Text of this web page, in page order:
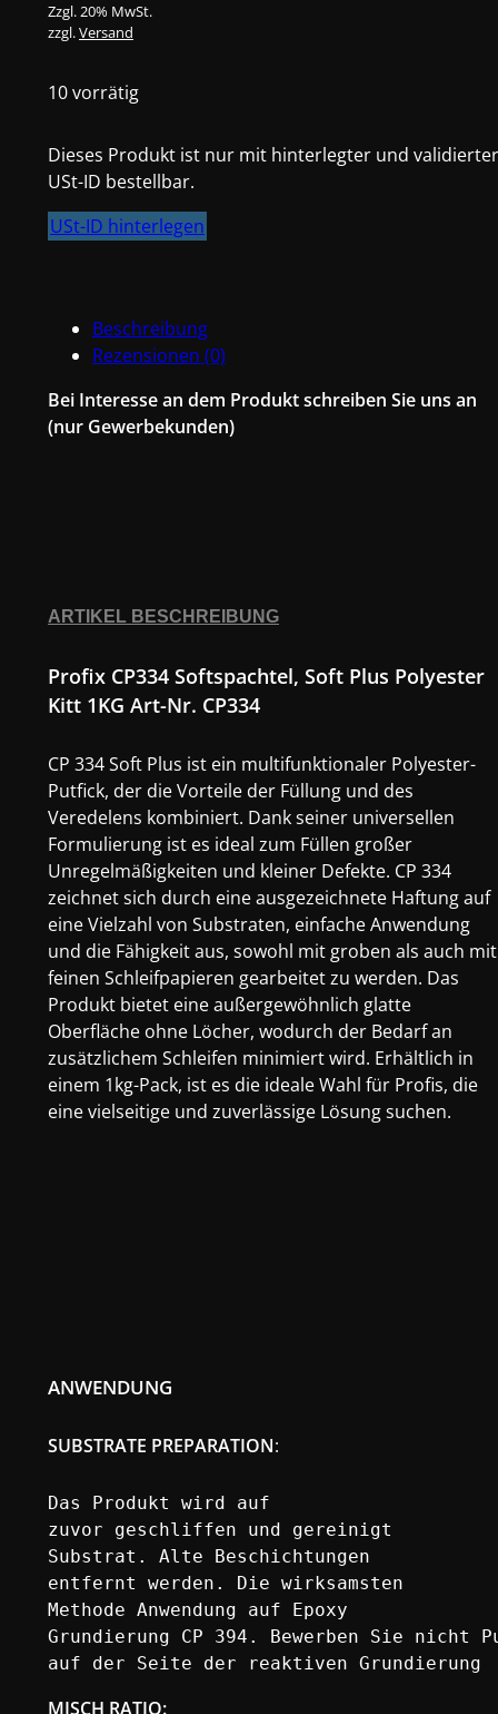
Zzgl. 20% MwSt.
zzgl.Versand
10 vorrätig
Dieses Produkt ist nur mit hinterlegter und validierter
USt-ID bestellbar.
USt-ID hinterlegen
Beschreibung
Rezensionen (0)
Bei Interesse an dem Produkt schreiben Sie uns an
(nur Gewerbekunden)
ARTIKEL BESCHREIBUNG
Profix CP334 Softspachtel, Soft Plus Polyester
Kitt 1KG Art-Nr. CP334
CP 334 Soft Plus ist ein multifunktionaler Polyester-
Putfick, der die Vorteile der Füllung und des
Veredelens kombiniert. Dank seiner universellen
Formulierung ist es ideal zum Füllen großer
Unregelmäßigkeiten und kleiner Defekte. CP 334
zeichnet sich durch eine ausgezeichnete Haftung auf
eine Vielzahl von Substraten, einfache Anwendung
und die Fähigkeit aus, sowohl mit groben als auch mit
feinen Schleifpapieren gearbeitet zu werden. Das
Produkt bietet eine außergewöhnlich glatte
Oberfläche ohne Löcher, wodurch der Bedarf an
zusätzlichem Schleifen minimiert wird. Erhältlich in
einem 1kg-Pack, ist es die ideale Wahl für Profis, die
eine vielseitige und zuverlässige Lösung suchen.
ANWENDUNG
SUBSTRATE PREPARATION:
Das Produkt wird auf
zuvor geschliffen und gereinigt
Substrat. Alte Beschichtungen
entfernt werden. Die wirksamsten
Methode Anwendung auf Epoxy
Grundierung CP 394. Bewerben Sie nicht
auf der Seite der reaktiven Grundierung
MISCH RATIO: